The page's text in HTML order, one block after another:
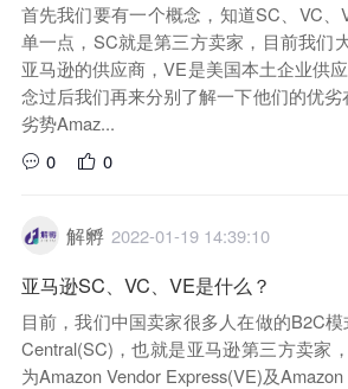
首先我们要有一个概念，知道SC、VC
单一点，SC就是第三方卖家，目前我们
亚马逊的供应商，VE是美国本土企业供
念过后我们再来分别了解一下他们的优
劣势Amaz...
0
0
解孵 2022-01-19 14:39:10
亚马逊SC、VC、VE是什么？
目前，我们中国卖家很多人在做的B2C
Central(SC)，也就是亚马逊第三方卖家
为Amazon Vendor Express(VE)及